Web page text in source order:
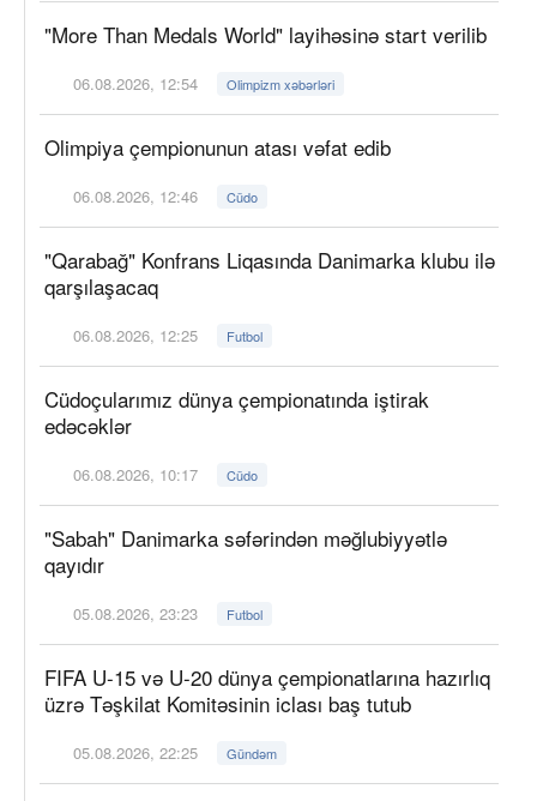
"More Than Medals World" layihəsinə start verilib
06.08.2026, 12:54 Olimpizm xəbərləri
Olimpiya çempionunun atası vəfat edib
06.08.2026, 12:46 Cüdo
"Qarabağ" Konfrans Liqasında Danimarka klubu ilə
qarşılaşacaq
06.08.2026, 12:25 Futbol
Cüdoçularımız dünya çempionatında iştirak
edəcəklər
06.08.2026, 10:17 Cüdo
"Sabah" Danimarka səfərindən məğlubiyyətlə
qayıdır
05.08.2026, 23:23 Futbol
FIFA U-15 və U-20 dünya çempionatlarına hazırlıq
üzrə Təşkilat Komitəsinin iclası baş tutub
05.08.2026, 22:25 Gündəm